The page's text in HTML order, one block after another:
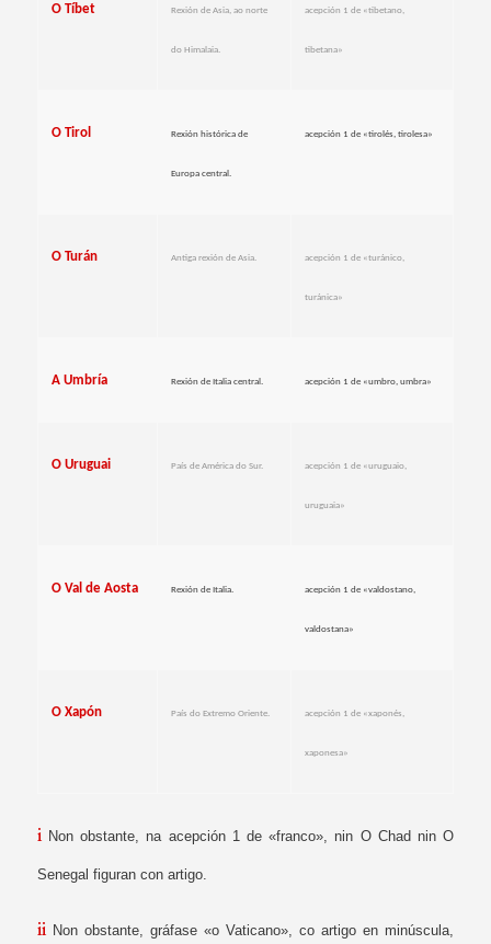
O Tíbet Rexión de Asia, ao norte
do Himalaia.
acepción 1 de «tibetano,
tibetana»
O Tirol Rexión histórica de
Europa central.
acepción 1 de «tirolés, tirolesa»
O Turán Antiga rexión de Asia. acepción 1 de «turánico,
turánica»
A Umbría Rexión de Italia central. acepción 1 de «umbro, umbra»
O Uruguai País de América do Sur. acepción 1 de «uruguaio,
uruguaia»
O Val de Aosta Rexión de Italia. acepción 1 de «valdostano,
valdostana»
O Xapón País do Extremo Oriente. acepción 1 de «xaponés,
xaponesa»
i Non obstante, na acepción 1 de «franco», nin O Chad nin O
Senegal figuran con artigo.
iiNon obstante, gráfase «o Vaticano», co artigo en minúscula,